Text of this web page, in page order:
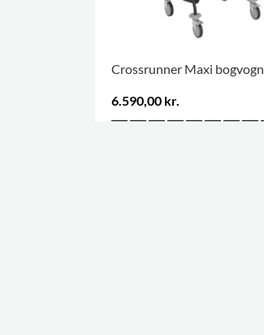
Crossrunner Maxi bogvogn
6.590,00 kr.